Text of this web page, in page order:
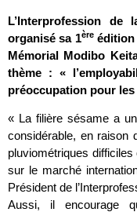
L’Interprofession
organisé sa 1èreédition
Mémorial Modibo
thème : «
préoccupation pour
« La filière sésame a
considérable, en raison
pluviométriques
sur le marché
Président de
Aussi, il encourage